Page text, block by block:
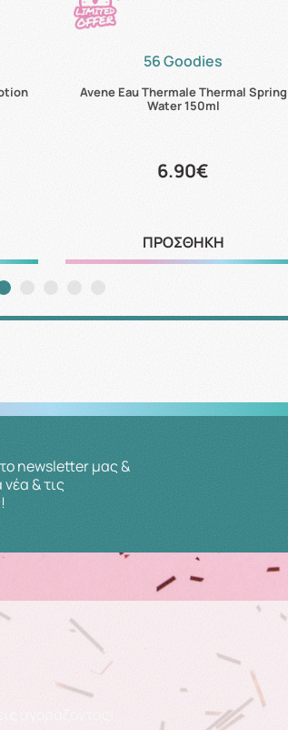
56 Goodies
Avene Eau Thermale Thermal Spring
Water 150ml
6.90€
ΠΡΟΣΘΗΚΗ
newsletter μας &
& τις
αγοράζοντας!